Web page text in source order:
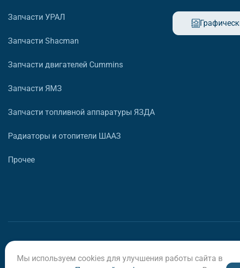
Запчасти УРАЛ
Запчасти Shacman
Запчасти двигателей Cummins
Запчасти ЯМЗ
Запчасти топливной аппаратуры ЯЗДА
Радиаторы и отопители ШААЗ
Прочее
Мы используем cookies для улучшения работы сайта в